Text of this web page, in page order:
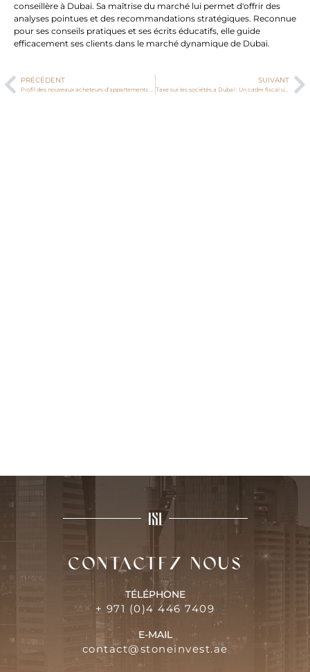
conseillère à Dubai. Sa maîtrise du marché lui permet d'offrir des
analyses pointues et des recommandations stratégiques. Reconnue
pour ses conseils pratiques et ses écrits éducatifs, elle guide
efficacement ses clients dans le marché dynamique de Dubai.
PRÉCÉDENT SUIVANT
Taxe sur les sociétés a Dubaï : Un cadre fiscal unique pour les entreprises
Contactez-nous
TÉLÉPHONE
+ 971 (0)4 446 7409
E-MAIL
contact@stoneinvest.ae